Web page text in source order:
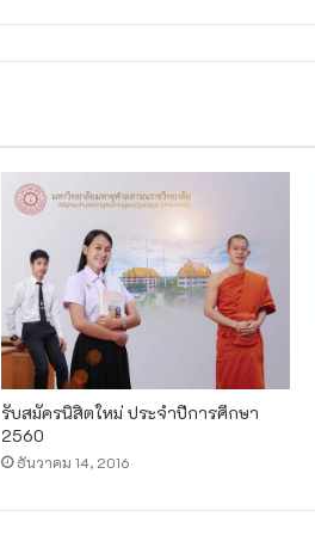
รับสมัครนิสิตใหม่ ประจำปีการศึกษา
2560
ธันวาคม 14, 2016